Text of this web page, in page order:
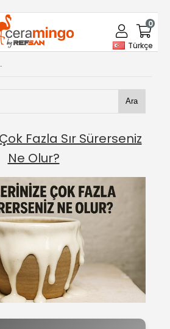
Türkçe
0
Ne Olur?
Ara
Fazla Sır Sürerseniz
Ne Olur?